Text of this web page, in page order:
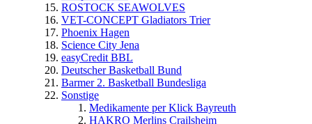
ROSTOCK SEAWOLVES
VET-CONCEPT Gladiators Trier
Phoenix Hagen
Science City Jena
easyCredit BBL
Deutscher Basketball Bund
Barmer 2. Basketball Bundesliga
Sonstige
Medikamente per Klick Bayreuth
HAKRO Merlins Crailsheim